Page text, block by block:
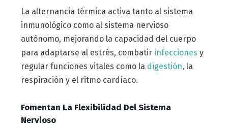
La alternancia térmica activa tanto al sistema
inmunológico como al sistema nervioso
autónomo, mejorando la capacidad del cuerpo
para adaptarse al estrés, combatir infecciones y
regular funciones vitales como la digestión, la
respiración y el ritmo cardíaco.
Fomentan La Flexibilidad Del Sistema
Nervioso